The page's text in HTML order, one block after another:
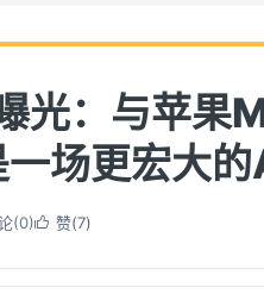
光：与苹果
场更宏大
(0) 赞(7)